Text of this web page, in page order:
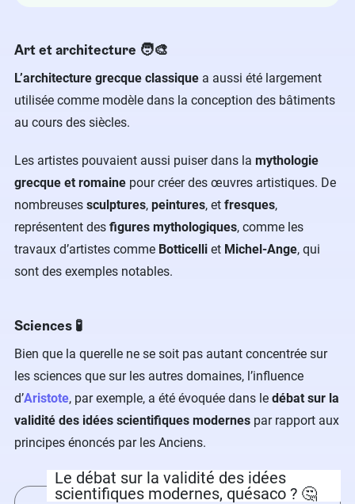
Art et architecture 🧑‍🎨
L’architecture grecque classique a aussi été largement
utilisée comme modèle dans la conception des bâtiments
au cours des siècles.
Les artistes pouvaient aussi puiser dans la mythologie
grecque et romaine pour créer des œuvres artistiques. De
nombreuses sculptures, peintures, et fresques,
représentent des figures mythologiques, comme les
travaux d’artistes comme Botticelli et Michel-Ange, qui
sont des exemples notables.
Sciences 🧪
Bien que la querelle ne se soit pas autant concentrée sur
les sciences que sur les autres domaines, l’influence
d’Aristote, par exemple, a été évoquée dans le débat sur la
validité des idées scientifiques modernes par rapport aux
principes énoncés par les Anciens.
Le débat sur la validité des idées
scientifiques modernes, quésaco ? 🤔